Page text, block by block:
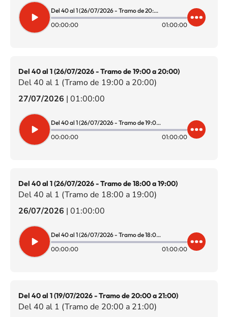
Del 40 al 1 (26/07/2026 - Tramo de 20:00 a 21:00)
00:00:00
01:00:00
Del 40 al 1 (26/07/2026 - Tramo de 19:00 a 20:00)
Del 40 al 1 (Tramo de 19:00 a 20:00)
27/07/2026 | 01:00:00
Del 40 al 1 (26/07/2026 - Tramo de 19:00 a 20:00)
00:00:00
01:00:00
Del 40 al 1 (26/07/2026 - Tramo de 18:00 a 19:00)
Del 40 al 1 (Tramo de 18:00 a 19:00)
26/07/2026 | 01:00:00
Del 40 al 1 (26/07/2026 - Tramo de 18:00 a 19:00)
00:00:00
01:00:00
Del 40 al 1 (19/07/2026 - Tramo de 20:00 a 21:00)
Del 40 al 1 (Tramo de 20:00 a 21:00)